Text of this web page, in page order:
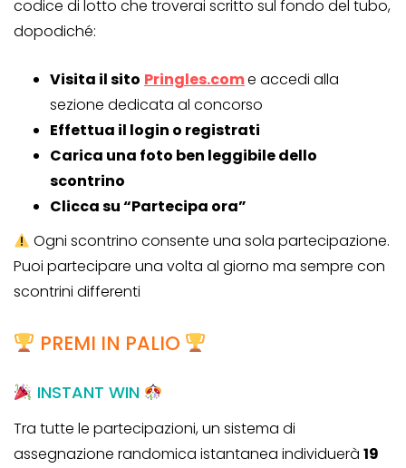
codice di lotto che troverai scritto sul fondo del tubo,
dopodiché:
Visita il sito Pringles.come accedi alla
sezione dedicata al concorso
Effettua il login o registrati
Carica una foto ben leggibile dello
scontrino
Clicca su “Partecipa ora”
Ogni scontrino consente una sola partecipazione.
Puoi partecipare una volta al giorno ma sempre con
scontrini differenti
PREMI IN PALIO
INSTANT WIN
Tra tutte le partecipazioni, un sistema di
assegnazione randomica istantanea individuerà 19